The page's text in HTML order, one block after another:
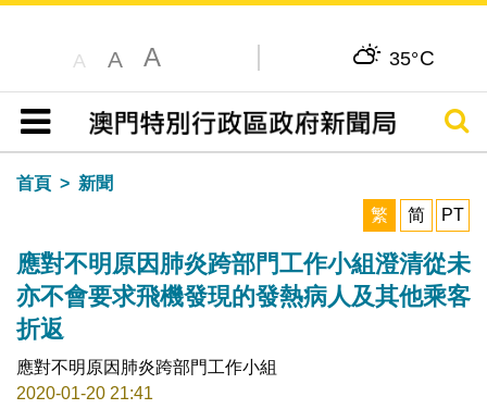
A A A 35°C
目錄
搜尋
首頁
新聞
繁
简 PT
應對不明原因肺炎跨部門工作小組澄清從未
亦不會要求飛機發現的發熱病人及其他乘客
折返
應對不明原因肺炎跨部門工作小組
2020-01-20 21:41